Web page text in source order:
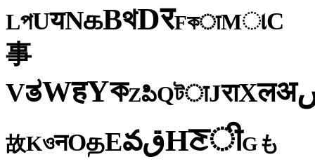
LপUयNகBথDरFকाMાC
事
VತWहYকZపిQটाJराXलअ
故KওनOதEవقHਣीGも